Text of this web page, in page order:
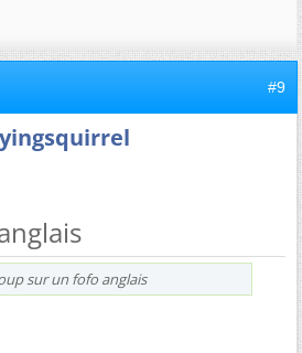
#9
sur un fofo anglais